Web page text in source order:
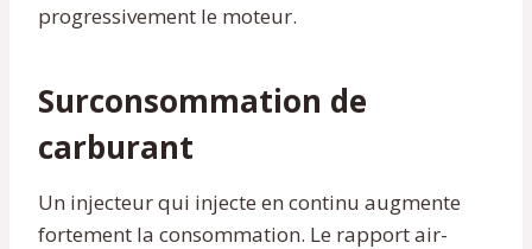
progressivement le moteur.
Surconsommation de
carburant
Un injecteur qui injecte en continu augmente
fortement la consommation. Le rapport air-